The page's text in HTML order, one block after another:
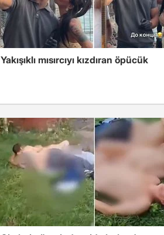
Yakışıklı mısırcıyı kızdıran öpücük